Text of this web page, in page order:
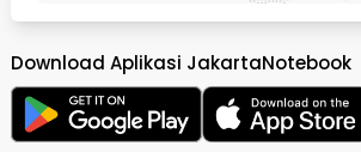
Download Aplikasi JakartaNotebook